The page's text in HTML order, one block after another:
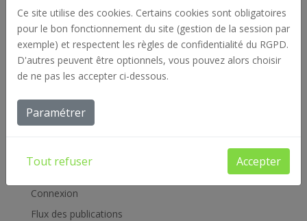
janvier 2019
Catégories
Actualités
Archives
Offres d'emploi
Connexion
Flux des publications
Ce site utilise des cookies. Certains cookies sont obligatoires
pour le bon fonctionnement du site (gestion de la session par
exemple) et respectent les règles de confidentialité du RGPD.
D'autres peuvent être optionnels, vous pouvez alors choisir
de ne pas les accepter ci-dessous.
Paramétrer
Tout refuser Accepter